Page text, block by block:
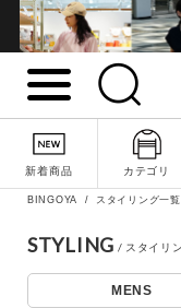
新着商品 カテゴリ
BINGOYA スタイリング一覧
STYLING
MENS